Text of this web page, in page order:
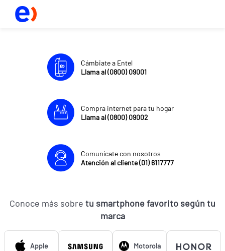
Cámbiate a Entel
Llama al (0800) 09001
Compra internet para tu hogar
Llama al (0800) 09002
Comunícate con nosotros
Atención al cliente (01) 6117777
Conoce más sobre tu smartphone favorito según tu
marca
Apple Motorola